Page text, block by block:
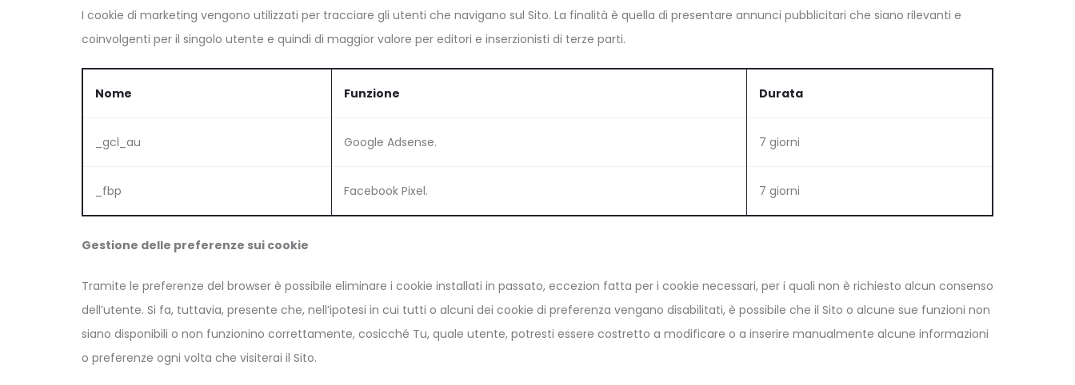
I cookie di marketing vengono utilizzati per tracciare gli utenti che navigano sul Sito. La finalità è quella di presentare annunci pubblicitari che siano rilevanti e
coinvolgenti per il singolo utente e quindi di maggior valore per editori e inserzionisti di terze parti.
Nome Funzione Durata
_gcl_au Google Adsense. 7 giorni
_fbp Facebook Pixel. 7 giorni
Gestione delle preferenze sui cookie
Tramite le preferenze del browser è possibile eliminare i cookie installati in passato, eccezion fatta per i cookie necessari, per i quali non è richiesto alcun consenso
dell’utente. Si fa, tuttavia, presente che, nell’ipotesi in cui tutti o alcuni dei cookie di preferenza vengano disabilitati, è possibile che il Sito o alcune sue funzioni non
siano disponibili o non funzionino correttamente, cosicché Tu, quale utente, potresti essere costretto a modificare o a inserire manualmente alcune informazioni
o preferenze ogni volta che visiterai il Sito.